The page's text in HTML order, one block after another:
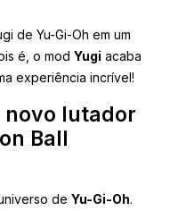
de Yu-Gi-Oh em um
é, o mod Yugi acaba
experiência incrível!
novo lutador
Ball
de Yu-Gi-Oh.